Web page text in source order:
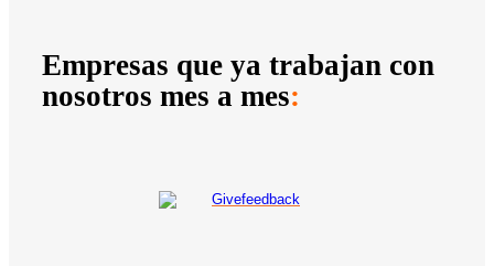
Empresas que ya trabajan con
nosotros mes a mes: